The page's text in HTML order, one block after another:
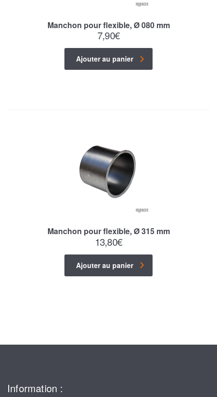
Manchon pour flexible, Ø 080 mm
7,90€
Ajouter au panier
Manchon pour flexible, Ø 315 mm
13,80€
Ajouter au panier
Information :